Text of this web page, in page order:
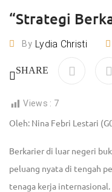
“Strategi
By Lydia Christi
SHARE
Views : 7
Oleh: Nina Febri Lestari
Berkarier di luar negeri
peluang nyata di tengah
tenaga kerja